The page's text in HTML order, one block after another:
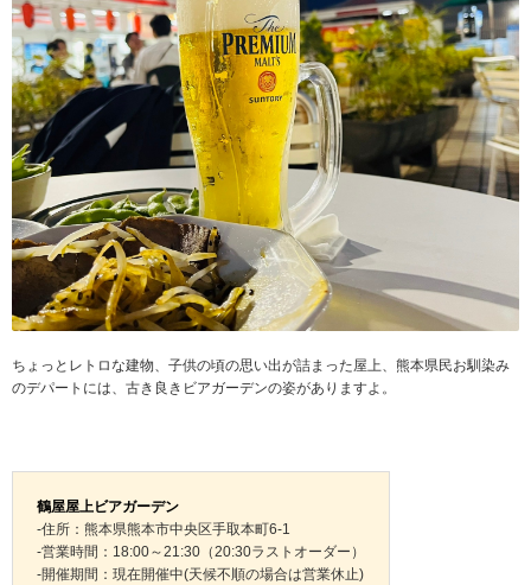
ちょっとレトロな建物、子供の頃の思い出が詰まった屋上、熊本県民お馴染み
のデパートには、古き良きビアガーデンの姿がありますよ。
鶴屋屋上ビアガーデン
-住所：熊本県熊本市中央区手取本町6-1
-営業時間：18:00～21:30（20:30ラストオーダー）
-開催期間：現在開催中(天候不順の場合は営業休止)